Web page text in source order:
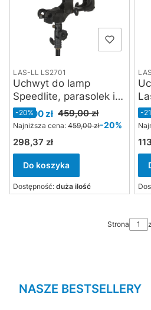
LAS-LL LS2701
Uchwyt do lamp
Speedlite, parasolek i
sofboksów Lastolite
Ezybox II/Pro
Cena promocyjna
367,00 zł 459,00 zł
-20%
Najniższa cena: 459,00 zł-20%
Cena
298,37 zł
Do koszyka
Dostępność: duża ilość
-
Strona
NASZE BESTSELLERY